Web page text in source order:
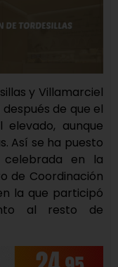
y Villamarciel
de que el
aunque
Así se ha puesto
en la
de Coordinación
la que participó
al resto de